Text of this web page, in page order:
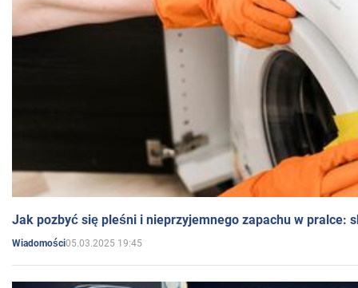
Jak pozbyć się pleśni i nieprzyjemnego zapachu w pralce:
Wiadomości05.03.2025 19:45